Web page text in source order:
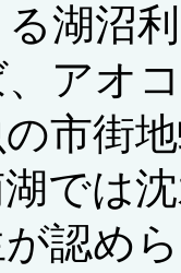
湖沼
アオ
市街
では
認め